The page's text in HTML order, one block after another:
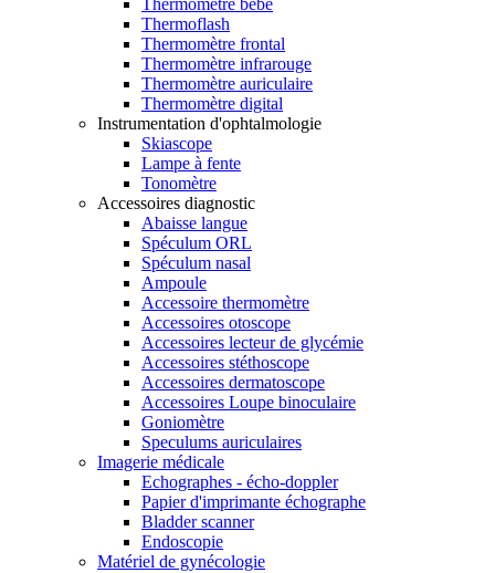
Thermomètre bébé
Thermoflash
Thermomètre frontal
Thermomètre infrarouge
Thermomètre auriculaire
Thermomètre digital
Instrumentation d'ophtalmologie
Skiascope
Lampe à fente
Tonomètre
Accessoires diagnostic
Abaisse langue
Spéculum ORL
Spéculum nasal
Ampoule
Accessoire thermomètre
Accessoires otoscope
Accessoires lecteur de glycémie
Accessoires stéthoscope
Accessoires dermatoscope
Accessoires Loupe binoculaire
Goniomètre
Speculums auriculaires
Imagerie médicale
Echographes - écho-doppler
Papier d'imprimante échographe
Bladder scanner
Endoscopie
Matériel de gynécologie